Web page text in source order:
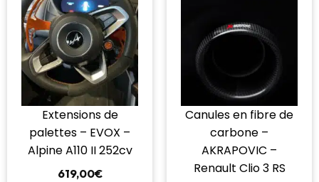
Extensions de
palettes – EVOX –
Alpine A110 II 252cv
619,00€
Canules en fibre de
carbone –
AKRAPOVIC –
Renault Clio 3 RS